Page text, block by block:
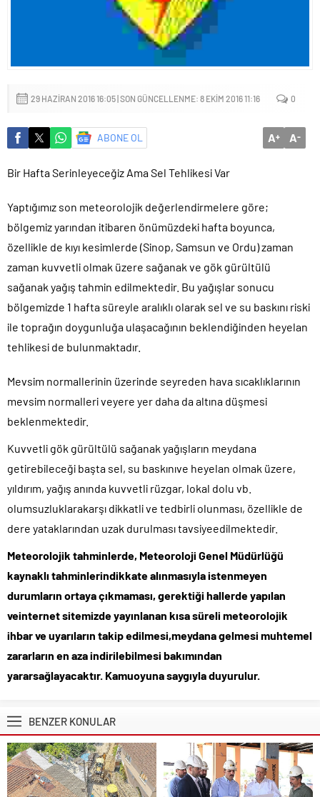
Başkan Altay: ‘Bosna Hersek Mahallemizdeki Fera Şubemizi
bu yıl itibariyle açmayı planlıyoruz’
29 HAZIRAN 2016 16:05 | SON GÜNCELLENME: 8 EKIM 2016 11:16 0
ABONE OL A+ A-
Bir Hafta Serinleyeceğiz Ama Sel Tehlikesi Var
Yaptığımız son meteorolojik değerlendirmelere göre;
bölgemiz yarından itibaren önümüzdeki hafta boyunca,
özellikle de kıyı kesimlerde (Sinop, Samsun ve Ordu) zaman
zaman kuvvetli olmak üzere sağanak ve gök gürültülü
sağanak yağış tahmin edilmektedir. Bu yağışlar sonucu
bölgemizde 1 hafta süreyle aralıklı olarak sel ve su baskını riski
ile toprağın doygunluğa ulaşacağının beklendiğinden heyelan
tehlikesi de bulunmaktadır.
Mevsim normallerinin üzerinde seyreden hava sıcaklıklarının
mevsim normalleri veyere yer daha da altına düşmesi
beklenmektedir.
Kuvvetli gök gürültülü sağanak yağışların meydana
getirebileceği başta sel, su baskınıve heyelan olmak üzere,
yıldırım, yağış anında kuvvetli rüzgar, lokal dolu vb.
olumsuzluklarakarşı dikkatli ve tedbirli olunması, özellikle de
dere yataklarından uzak durulması tavsiyeedilmektedir.
Meteorolojik tahminlerde, Meteoroloji Genel Müdürlüğü
kaynaklı tahminlerindikkate alınmasıyla istenmeyen
durumların ortaya çıkmaması, gerektiği hallerde yapılan
veinternet sitemizde yayınlanan kısa süreli meteorolojik
ihbar ve uyarıların takip edilmesi,meydana gelmesi muhtemel
zararların en aza indirilebilmesi bakımından
yararsağlayacaktır. Kamuoyuna saygıyla duyurulur.
BENZER KONULAR